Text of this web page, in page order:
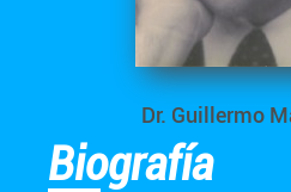
Dr. Guillermo
Biografía